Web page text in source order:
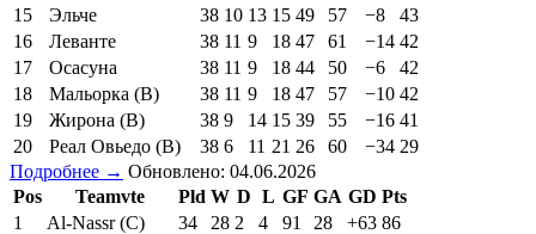
15
Эльче 38 10 13 15 49 57 −8
43
16
Леванте 38 11 9 18 47 61 −14 42
17
Осасуна 38 11 9 18 44 50 −6
42
18
Мальорка (В) 38 11 9 18 47 57 −10 42
19
Жирона (В) 38 9 14 15 39 55 −16 41
20
Реал Овьедо (В) 38 6 11 21 26 60 −34 29
Подробнее → Обновлено: 04.06.2026
Pos
Teamvte Pld W D L GF GA GD Pts
1
Al-Nassr (C) 34 28 2 4 91 28 +63 86